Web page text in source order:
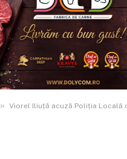
» Viorel Iliuță acuză Poliția Locală că